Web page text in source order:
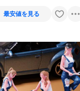
最安値を見る